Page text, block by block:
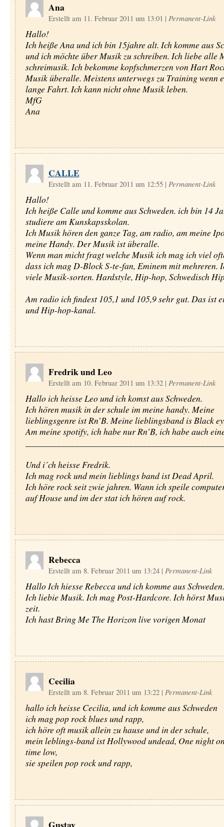
Ana
Erstellt am 11. Februar 2011 um 13:01 | Permanent-Link
Hallo!
Ich heiße Ana und ich bin 15jahre alt. Ich komme aus
und ich möchte über Musik zu schreiben. Ich liebe alle
schreimusik. Ich bekomme kopfschmerzen von Hart
Musik überalle. Meistens unterwegs zu Training wenn
lange Fahrt. Ich kann nicht ohne Musik leben.
MfG
Ana
CALLE
Erstellt am 11. Februar 2011 um 12:55 | Permanent-Link
Hallo!
Ich heiße Calle und komme aus Schweden. ich bin 14
studiere am Kunskapsskolan.
Ich Musik hören den ganze Tag, am radio, am meine
meine Handy. Der Musik ist überalle.
Wenn man micht fragt welche Musik ich mag ich viel
dass ich mag D-Block S-te-fan, Eminem mit mehreren.
viele Musik-sorten. Hardstyle, Hip-hop, Schwedisch
Am radio ich findest 105,1 und 105,9 sehr gut. Das ist
und Hip-hop-kanal.
Fredrik und Leo
Erstellt am 10. Februar 2011 um 13:32 | Permanent-Link
Hallo ich heisse Leo und ich komst aus Schweden.
Ich hören musik in der schule im meine handy. Meine
lieblingsgenre ist Rn’B. Meine lieblingsband is Black
Am meine spotify, ich habe nur Rn’B, ich habe auch
Und i´ch heisse Fredrik.
Ich mag rock und mein lieblings band ist Dead April.
Ich höre rock seit zwie jahren. Wann ich speile
auf House und im der stat ich hören auf rock.
Rebecca
Erstellt am 8. Februar 2011 um 13:24 | Permanent-Link
Hallo Ich hiesse Rebecca und ich komme aus Schweden.
Ich liebie Musik. Ich mag Post-Hardcore. Ich hörst
zeit.
Ich hast Bring Me The Horizon live vorigen Monat
Cecilia
Erstellt am 8. Februar 2011 um 13:22 | Permanent-Link
hallo ich heisse Cecilia, und ich komme aus Schweden
ich mag pop rock blues und rapp,
ich höre oft musik allein zu hause und in der schule,
mein leblings-band ist Hollywood undead, One night
time low,
sie speilen pop rock und rapp,